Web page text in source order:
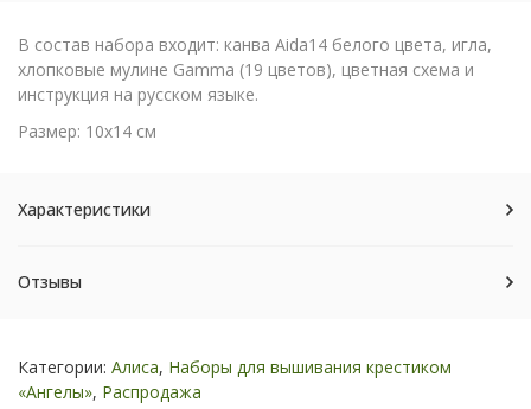
В состав набора входит: канва Aida14 белого цвета, игла,
хлопковые мулине Gamma (19 цветов), цветная схема и
инструкция на русском языке.
Размер: 10х14 см
Характеристики
Отзывы
Категории: Алиса, Наборы для вышивания крестиком
«Ангелы», Распродажа